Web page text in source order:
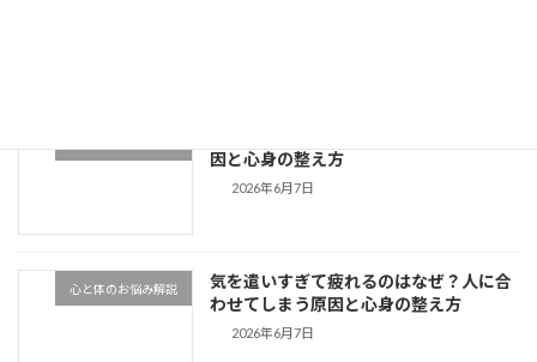
因と心身の整え方
2026年6月7日
心と体のお悩み解説
気を遣いすぎて疲れるのはなぜ？人に合
わせてしまう原因と心身の整え方
2026年6月7日